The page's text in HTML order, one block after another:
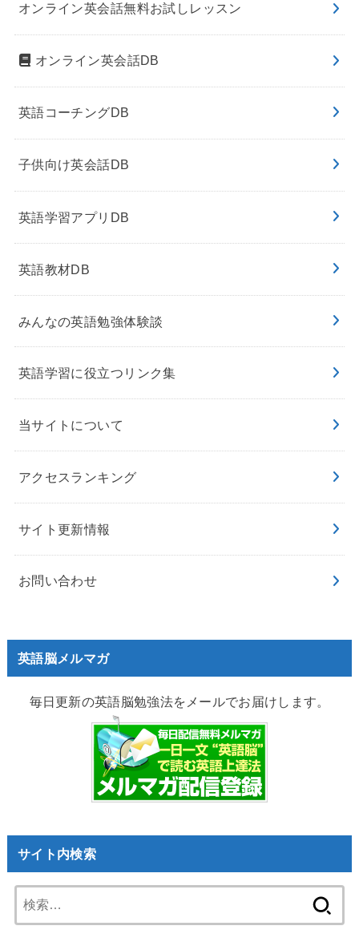
オンライン英会話無料お試しレッスン
オンライン英会話DB
英語コーチングDB
子供向け英会話DB
英語学習アプリDB
英語教材DB
みんなの英語勉強体験談
英語学習に役立つリンク集
当サイトについて
アクセスランキング
サイト更新情報
お問い合わせ
英語脳メルマガ
毎日更新の英語脳勉強法をメールでお届けします。
サイト内検索
索: